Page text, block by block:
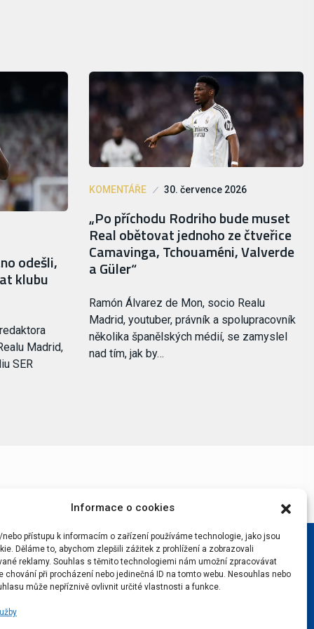
Informace o cookies
nebo přístupu k informacím o zařízení používáme technologie, jako jsou
Děláme to, abychom zlepšili zážitek z prohlížení a zobrazovali
reklamy. Souhlas s těmito technologiemi nám umožní zpracovávat
chování při procházení nebo jedinečná ID na tomto webu. Nesouhlas nebo
může nepříznivě ovlivnit určité vlastnosti a funkce.
odešli,
klubu
Madrid,
SER
KOMENTÁŘE 30. července 2026
„Po příchodu Rodriho bude muset
Real obětovat jednoho ze čtveřice
Camavinga, Tchouaméni, Valverde
a Güler“
Ramón Álvarez de Mon, socio Realu
Madrid, youtuber, právník a spolupracovník
několika španělských médií, se zamyslel
nad tím, jak by…